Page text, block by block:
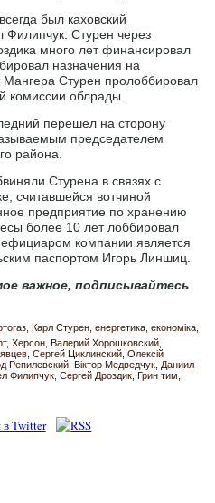
был каховский
Филипчук. Стурен через
много лет финансировал
назначения на
Мангера Стурен пролоббировал
комиссии облрады.
перешел на сторону
председателем
района.
Стурена в связях с
считавшейся вотчиной
предприятие по хранению
более 10 лет лоббировал
компании является
паспортом Игорь Линшиц.
важное, подписывайтесь
Карл Стурен енергетика економіка
Херсон Валерий Хорошковский
Сергей Циклинский Олексій
Репилевский Віктор Медведчук Даниил
Филипчук Сергей Дроздик Грин тим